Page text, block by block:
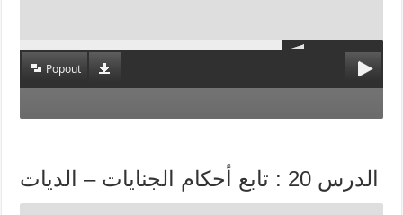
Popout
الدرس 20 : تابع أحكام الجنايات – الديات